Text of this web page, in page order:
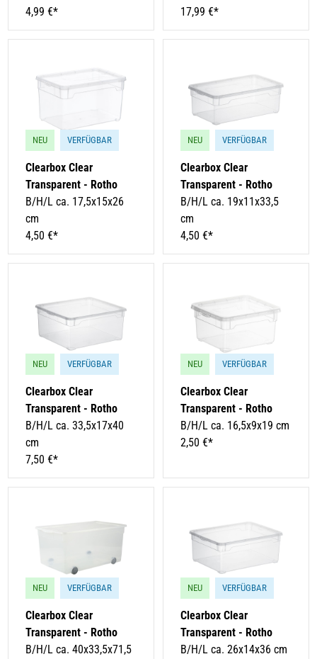
4,99 €*
17,99 €*
NEU VERFÜGBAR
Clearbox Clear
Transparent - Rotho
B/H/L ca. 17,5x15x26
cm
4,50 €*
NEU VERFÜGBAR
Clearbox Clear
Transparent - Rotho
B/H/L ca. 19x11x33,5
cm
4,50 €*
NEU VERFÜGBAR
Clearbox Clear
Transparent - Rotho
B/H/L ca. 33,5x17x40
cm
7,50 €*
NEU VERFÜGBAR
Clearbox Clear
Transparent - Rotho
B/H/L ca. 16,5x9x19 cm
2,50 €*
NEU VERFÜGBAR
Clearbox Clear
Transparent - Rotho
B/H/L ca. 40x33,5x71,5
NEU VERFÜGBAR
Clearbox Clear
Transparent - Rotho
B/H/L ca. 26x14x36 cm